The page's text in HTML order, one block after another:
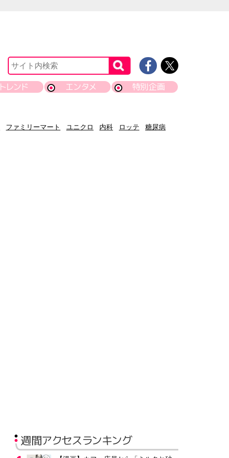
トレンド エンタメ 特別企画
ファミリーマート ユニクロ 内科 ロッテ
糖尿病
週間アクセスランキング